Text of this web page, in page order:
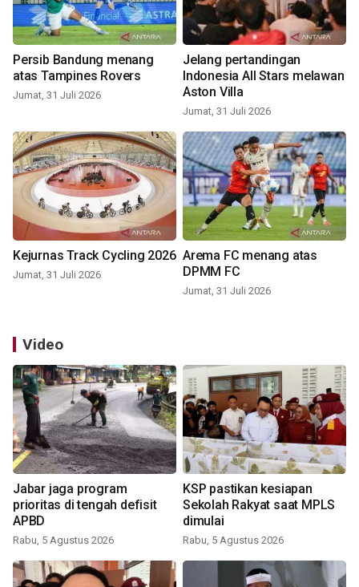
Persib Bandung menang
atas Tampines Rovers
Jumat, 31 Juli 2026
Jelang pertandingan
Indonesia All Stars melawan
Aston Villa
Jumat, 31 Juli 2026
Kejurnas Track Cycling 2026
Jumat, 31 Juli 2026
Arema FC menang atas
DPMM FC
Jumat, 31 Juli 2026
Video
Jabar jaga program
prioritas di tengah defisit
APBD
Rabu, 5 Agustus 2026
KSP pastikan kesiapan
Sekolah Rakyat saat MPLS
dimulai
Rabu, 5 Agustus 2026